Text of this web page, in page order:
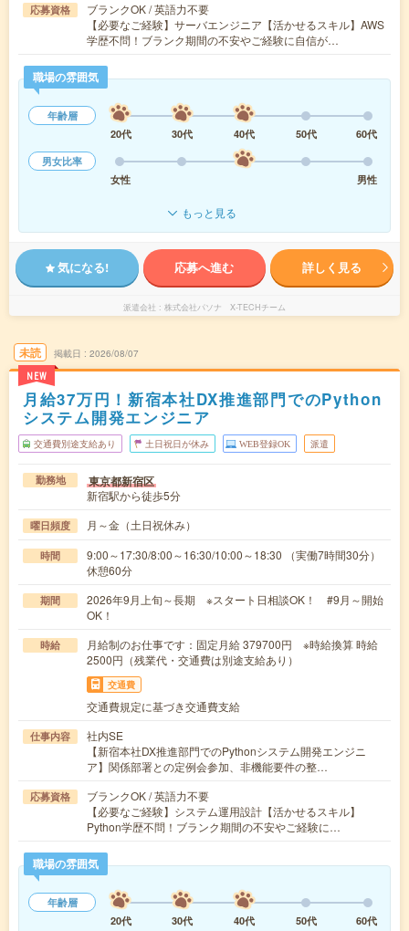
応募資格
ブランクOK / 英語力不要
【必要なご経験】サーバエンジニア【活かせるスキル】AWS
学歴不問！ブランク期間の不安やご経験に自信が…
職場の雰囲気
年齢層
20代
30代 40代 50代
60代
男女比率
女性
男性
もっと見る
気になる! 応募へ進む 詳しく見る
派遣会社 株式会社パソナ X-TECHチーム
未読
NEW
掲載日 2026/08/07
月給37万円！新宿本社DX推進部門でのPython
システム開発エンジニア
交通費別途支給あり 土日祝日が休み WEB登録OK 派遣
勤務地 東京都新宿区
新宿駅から徒歩5分
曜日頻度 月～金（土日祝休み）
時間
9:00～17:30/8:00～16:30/10:00～18:30 （実働7時間30分）
休憩60分
期間
2026年9月上旬～長期 ※スタート日相談OK！ #9月～開始
OK！
時給
月給制のお仕事です：固定月給 379700円 ※時給換算 時給
2500円（残業代・交通費は別途支給あり）
交通費
交通費規定に基づき交通費支給
仕事内容
社内SE
【新宿本社DX推進部門でのPythonシステム開発エンジニ
ア】関係部署との定例会参加、非機能要件の整…
応募資格
ブランクOK / 英語力不要
【必要なご経験】システム運用設計【活かせるスキル】
Python学歴不問！ブランク期間の不安やご経験に…
職場の雰囲気
年齢層
20代
30代 40代 50代
60代